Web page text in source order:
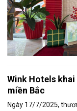
Wink Hotels
miền Bắc
Ngày 17/7/2025,